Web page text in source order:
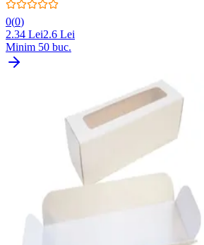
0(0)
2.34 Lei2.6 Lei
Minim 50 buc.